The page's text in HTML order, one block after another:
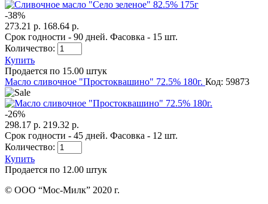
-38%
273.21 р. 168.64 р.
Срок годности - 90 дней. Фасовка - 15 шт.
Количество:
Купить
Продается по 15.00 штук
Масло сливочное "Простоквашино" 72.5% 180г. Код: 59873
-26%
298.17 р. 219.32 р.
Срок годности - 45 дней. Фасовка - 12 шт.
Количество:
Купить
Продается по 12.00 штук
© ООО “Мос-Милк” 2020 г.